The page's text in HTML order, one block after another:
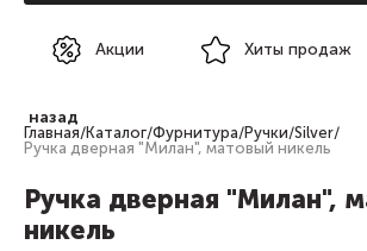
Акции Хиты продаж
назад
Главная/Каталог/Фурнитура/Ручки/Silver/
Ручка дверная "Милан", матовый никель
Ручка дверная "Милан",
никель